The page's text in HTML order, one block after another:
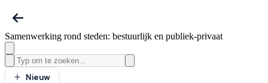
Samenwerking rond steden: bestuurlijk en publiek-privaat
Nieuw